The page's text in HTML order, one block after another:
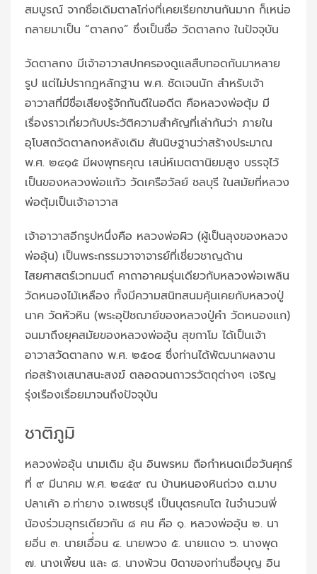
สมบูรณ์ จากชื่อเดิมตาลโก่งที่เคยเรียกขานกันมาก ก็เหน่อ
กลายมาเป็น “ตาลกง” ซึ่งเป็นชื่อ วัดตาลกง ในปัจจุบัน
วัดตาลกง มีเจ้าอาวาสปกครองดูแลสืบทอดกันมาหลาย
รูป แต่ไม่ปรากฎหลักฐาน พ.ศ. ชัดเจนนัก สำหรับเจ้า
อาวาสที่มีชื่อเสียงรู้จักกันดีในอดีต คือหลวงพ่อตุ้ม มี
เรื่องราวเกี่ยวกับประวัติความสำคัญที่เล่ากันว่า ภายใน
อุโบสถวัดตาลกงหลังเดิม สันนิษฐานว่าสร้างประมาณ
พ.ศ. ๒๔๑๕ มีผงพุทธคุณ เสน่ห์เมตตานิยมสูง บรรจุไว้
เป็นของหลวงพ่อแก้ว วัดเครือวัลย์ ชลบุรี ในสมัยที่หลวง
พ่อตุ้มเป็นเจ้าอาวาส
เจ้าอาวาสอีกรูปหนึ่งคือ หลวงพ่อผิว (ผู้เป็นลุงของหลวง
พ่ออุ้น) เป็นพระกรรมวาจาจารย์ที่เชี่ยวชาญด้าน
ไสยศาสตร์เวทมนต์ คาถาอาคมรุ่นเดียวกับหลวงพ่อเพลิน
วัดหนองไม้เหลือง ทั้งมีความสนิทสนมคุ้นเคยกับหลวงปู่
นาค วัดหัวหิน (พระอุปัชฌาย์ของหลวงปู่คำ วัดหนองแก)
จนมาถึงยุคสมัยของหลวงพ่ออุ้น สุขกาโม ได้เป็นเจ้า
อาวาสวัดตาลกง พ.ศ. ๒๕๐๔ ซึ่งท่านได้พัฒนาผลงาน
ก่อสร้างเสนาสนะสงฆ์ ตลอดจนถาวรวัตถุต่างๆ เจริญ
รุ่งเรืองเรื่อยมาจนถึงปัจจุบัน
ชาติภูมิ
หลวงพ่ออุ้น นามเดิม อุ้น อินพรหม ถือกำหนดเมื่อวันศุกร์
ที่ ๙ มีนาคม พ.ศ. ๒๔๕๙ ณ บ้านหนองหินถ่วง ต.มาบ
ปลาเค้า อ.ท่ายาง จ.เพชรบุรี เป็นบุตรคนโต ในจำนวนพี่
น้องร่วมอุทรเดียวกัน ๘ คน คือ ๑. หลวงพ่ออุ้น ๒. นา
ยอิ่น ๓. นายเอื่่อน ๔. นายพวง ๕. นายแดง ๖. นางพุด
๗. นางเพี้ยน และ ๘. นางพ้วน บิดาของท่านชื่อบุญ อิน